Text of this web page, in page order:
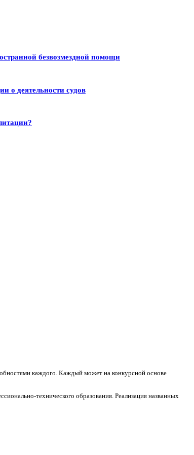
безвозмездной помощи
о деятельности судов
каждого. Каждый может на конкурсной основе
технического образования. Реализация названных